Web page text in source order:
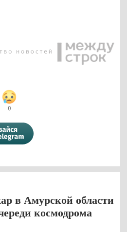
0
в Амурской области
космодрома